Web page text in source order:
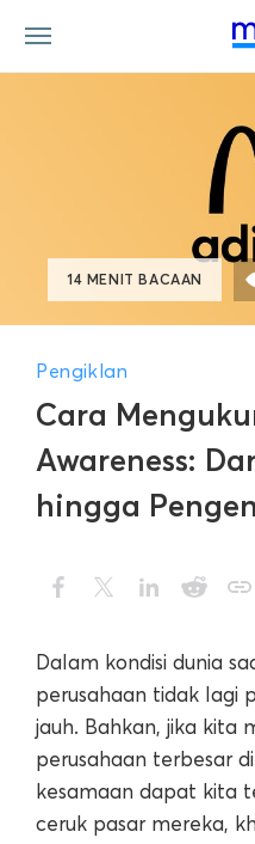
Cara
Awareness:
hingga
Pengiklan
14 MENIT BACAAN
Dalam kondisi dunia
perusahaan tidak lagi
jauh. Bahkan, jika kita
perusahaan terbesar
kesamaan dapat kita
ceruk pasar mereka,